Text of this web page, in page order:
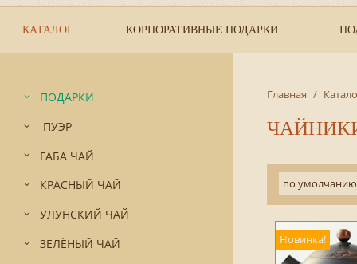
КАТАЛОГ КОРПОРАТИВНЫЕ ПОДАРКИ
ПОДАРКИ
ПУЭР
ГАБА ЧАЙ
КРАСНЫЙ ЧАЙ
УЛУНСКИЙ ЧАЙ
ЗЕЛЁНЫЙ ЧАЙ
Главная /
по умолчанию
Новинка!